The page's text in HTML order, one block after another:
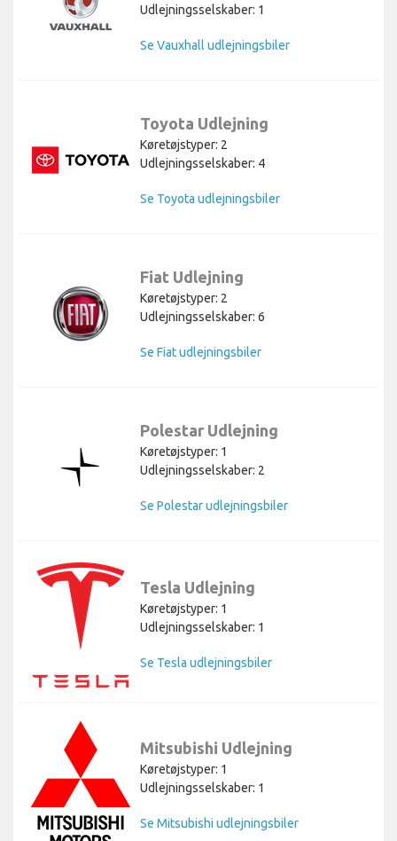
Udlejningsselskaber: 1
Se Vauxhall udlejningsbiler
Toyota Udlejning
Køretøjstyper: 2
Udlejningsselskaber: 4
Se Toyota udlejningsbiler
Fiat Udlejning
Køretøjstyper: 2
Udlejningsselskaber: 6
Se Fiat udlejningsbiler
Polestar Udlejning
Køretøjstyper: 1
Udlejningsselskaber: 2
Se Polestar udlejningsbiler
Tesla Udlejning
Køretøjstyper: 1
Udlejningsselskaber: 1
Se Tesla udlejningsbiler
Mitsubishi Udlejning
Køretøjstyper: 1
Udlejningsselskaber: 1
Se Mitsubishi udlejningsbiler